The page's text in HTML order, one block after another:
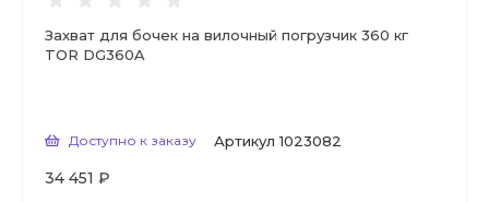
Захват для бочек на вилочный погрузчик 360 кг
TOR DG360A
Доступно к заказу Артикул 1023082
34 451 ₽